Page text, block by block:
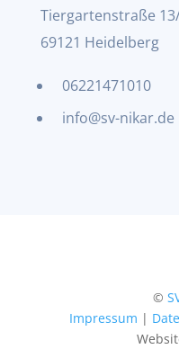
Tiergartenstraße
69121 Heidelberg
06221471010
info@sv-nikar.de
©
Impressum |